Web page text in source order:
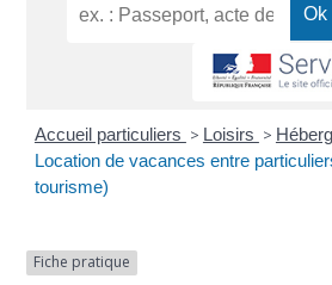
Accueil particuliers > Loisirs >
Location de vacances entre
tourisme)
Fiche pratique